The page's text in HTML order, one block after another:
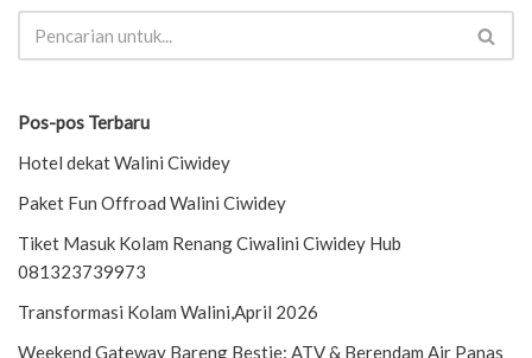
Pos-pos Terbaru
Hotel dekat Walini Ciwidey
Paket Fun Offroad Walini Ciwidey
Tiket Masuk Kolam Renang Ciwalini Ciwidey Hub
081323739973
Transformasi Kolam Walini,April 2026
Weekend Gateway Bareng Bestie: ATV & Berendam Air Panas